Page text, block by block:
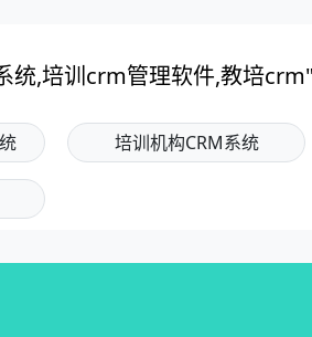
统,培训crm管理软件,教培
培训机构CRM系统